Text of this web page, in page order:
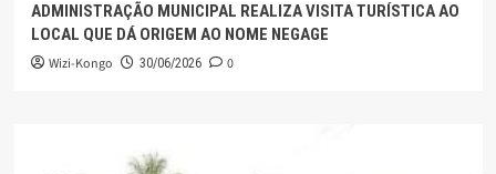
ADMINISTRAÇÃO MUNICIPAL REALIZA VISITA TURÍSTICA AO
LOCAL QUE DÁ ORIGEM AO NOME NEGAGE
Wizi-Kongo 30/06/2026 0